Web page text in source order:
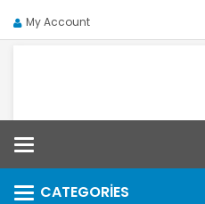
My Account
CATEGORIES
Categories